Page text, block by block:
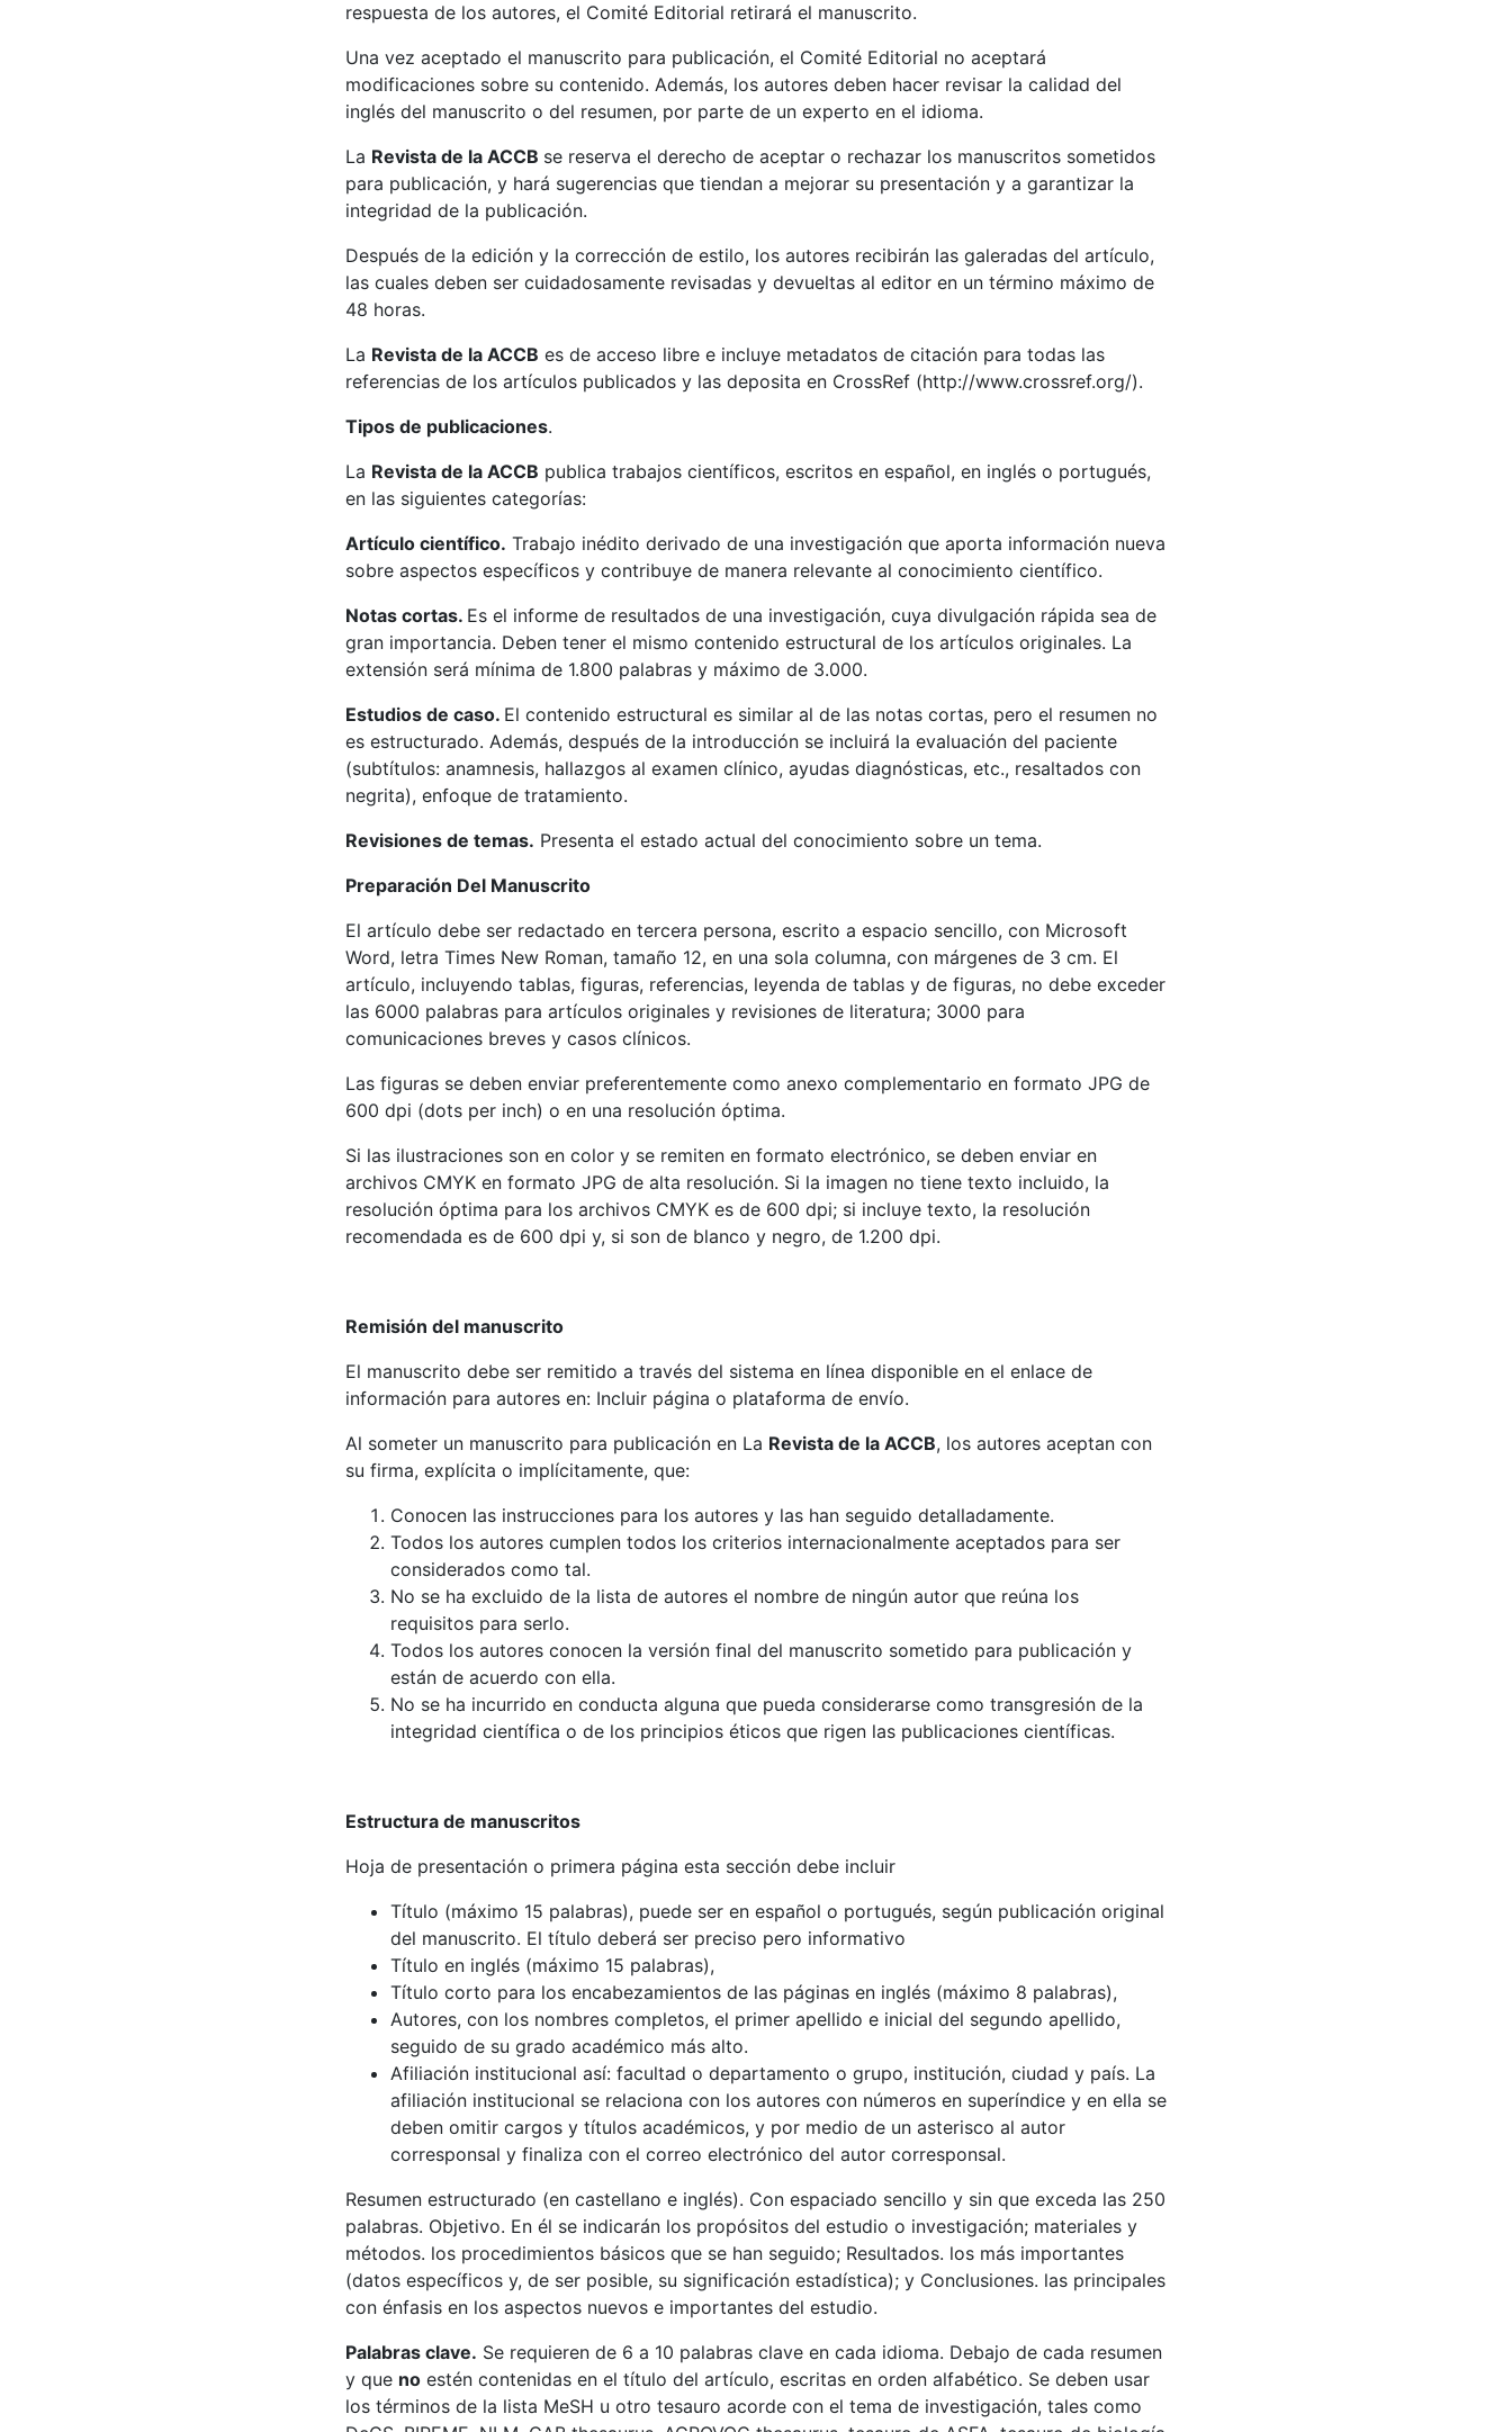
respuesta de los autores, el Comité Editorial retirará el manuscrito.
Una vez aceptado el manuscrito para publicación, el Comité Editorial no aceptará
modificaciones sobre su contenido. Además, los autores deben hacer revisar la calidad del
inglés del manuscrito o del resumen, por parte de un experto en el idioma.
La Revista de la ACCB se reserva el derecho de aceptar o rechazar los manuscritos sometidos
para publicación, y hará sugerencias que tiendan a mejorar su presentación y a garantizar la
integridad de la publicación.
Después de la edición y la corrección de estilo, los autores recibirán las galeradas del artículo,
las cuales deben ser cuidadosamente revisadas y devueltas al editor en un término máximo de
48 horas.
La Revista de la ACCB es de acceso libre e incluye metadatos de citación para todas las
referencias de los artículos publicados y las deposita en CrossRef (http://www.crossref.org/).
Tipos de publicaciones.
La Revista de la ACCB publica trabajos científicos, escritos en español, en inglés o portugués,
en las siguientes categorías:
Artículo científico. Trabajo inédito derivado de una investigación que aporta información nueva
sobre aspectos específicos y contribuye de manera relevante al conocimiento científico.
Notas cortas. Es el informe de resultados de una investigación, cuya divulgación rápida sea de
gran importancia. Deben tener el mismo contenido estructural de los artículos originales. La
extensión será mínima de 1.800 palabras y máximo de 3.000.
Estudios de caso. El contenido estructural es similar al de las notas cortas, pero el resumen no
es estructurado. Además, después de la introducción se incluirá la evaluación del paciente
(subtítulos: anamnesis, hallazgos al examen clínico, ayudas diagnósticas, etc., resaltados con
negrita), enfoque de tratamiento.
Revisiones de temas. Presenta el estado actual del conocimiento sobre un tema.
Preparación Del Manuscrito
El artículo debe ser redactado en tercera persona, escrito a espacio sencillo, con Microsoft
Word, letra Times New Roman, tamaño 12, en una sola columna, con márgenes de 3 cm. El
artículo, incluyendo tablas, figuras, referencias, leyenda de tablas y de figuras, no debe exceder
las 6000 palabras para artículos originales y revisiones de literatura; 3000 para
comunicaciones breves y casos clínicos.
Las figuras se deben enviar preferentemente como anexo complementario en formato JPG de
600 dpi (dots per inch) o en una resolución óptima.
Si las ilustraciones son en color y se remiten en formato electrónico, se deben enviar en
archivos CMYK en formato JPG de alta resolución. Si la imagen no tiene texto incluido, la
resolución óptima para los archivos CMYK es de 600 dpi; si incluye texto, la resolución
recomendada es de 600 dpi y, si son de blanco y negro, de 1.200 dpi.
Remisión del manuscrito
El manuscrito debe ser remitido a través del sistema en línea disponible en el enlace de
información para autores en: Incluir página o plataforma de envío.
Al someter un manuscrito para publicación en La Revista de la ACCB, los autores aceptan con
su firma, explícita o implícitamente, que:
Conocen las instrucciones para los autores y las han seguido detalladamente.
Todos los autores cumplen todos los criterios internacionalmente aceptados para ser
considerados como tal.
No se ha excluido de la lista de autores el nombre de ningún autor que reúna los
requisitos para serlo.
Todos los autores conocen la versión final del manuscrito sometido para publicación y
están de acuerdo con ella.
No se ha incurrido en conducta alguna que pueda considerarse como transgresión de la
integridad científica o de los principios éticos que rigen las publicaciones científicas.
Estructura de manuscritos
Hoja de presentación o primera página esta sección debe incluir
Título (máximo 15 palabras), puede ser en español o portugués, según publicación original
del manuscrito. El título deberá ser preciso pero informativo
Título en inglés (máximo 15 palabras),
Título corto para los encabezamientos de las páginas en inglés (máximo 8 palabras),
Autores, con los nombres completos, el primer apellido e inicial del segundo apellido,
seguido de su grado académico más alto.
Afiliación institucional así: facultad o departamento o grupo, institución, ciudad y país. La
afiliación institucional se relaciona con los autores con números en superíndice y en ella se
deben omitir cargos y títulos académicos, y por medio de un asterisco al autor
corresponsal y finaliza con el correo electrónico del autor corresponsal.
Resumen estructurado (en castellano e inglés). Con espaciado sencillo y sin que exceda las 250
palabras. Objetivo. En él se indicarán los propósitos del estudio o investigación; materiales y
métodos. los procedimientos básicos que se han seguido; Resultados. los más importantes
(datos específicos y, de ser posible, su significación estadística); y Conclusiones. las principales
con énfasis en los aspectos nuevos e importantes del estudio.
Palabras clave. Se requieren de 6 a 10 palabras clave en cada idioma. Debajo de cada resumen
y que no estén contenidas en el título del artículo, escritas en orden alfabético. Se deben usar
los términos de la lista MeSH u otro tesauro acorde con el tema de investigación, tales como